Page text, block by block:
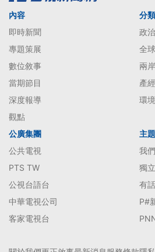
內容
即時新聞
專題策展
數位敘事
當期節目
深度報導
觀點
分類
政治
全球
兩岸
產經
環境
公廣集團
公共電視
PTS TW
公視台語台
中華電視公司
客家電視台
主
我
獨
有
P#